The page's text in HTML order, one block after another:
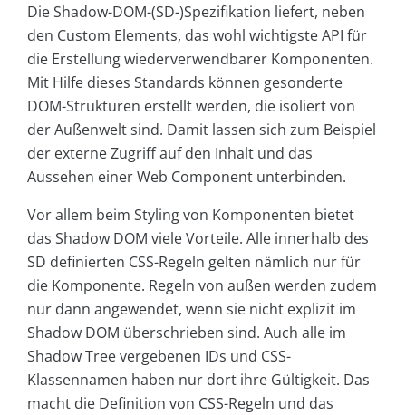
Die Shadow-DOM-(SD-)Spezifikation liefert, neben
den Custom Elements, das wohl wichtigste API für
die Erstellung wiederverwendbarer Komponenten.
Mit Hilfe dieses Standards können gesonderte
DOM-Strukturen erstellt werden, die isoliert von
der Außenwelt sind. Damit lassen sich zum Beispiel
der externe Zugriff auf den Inhalt und das
Aussehen einer Web Component unterbinden.
Vor allem beim Styling von Komponenten bietet
das Shadow DOM viele Vorteile. Alle innerhalb des
SD definierten CSS-Regeln gelten nämlich nur für
die Komponente. Regeln von außen werden zudem
nur dann angewendet, wenn sie nicht explizit im
Shadow DOM überschrieben sind. Auch alle im
Shadow Tree vergebenen IDs und CSS-
Klassennamen haben nur dort ihre Gültigkeit. Das
macht die Definition von CSS-Regeln und das